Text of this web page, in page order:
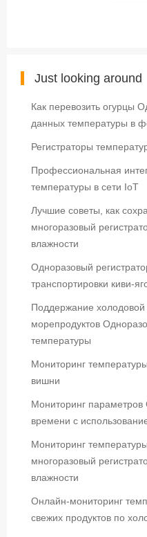
Just looking around
Как перевозить огурцы
данных температуры в
Регистраторы
Профессиональная
температуры в сети IoT
Лучшие советы, как
многоразовый
влажности
Одноразовый
транспортировки киви-
Поддержание холодовой
морепродуктов
температуры
Мониторинг
вишни
Мониторинг
времени с
Мониторинг
многоразовый
влажности
Онлайн-мониторинг
свежих продуктов по